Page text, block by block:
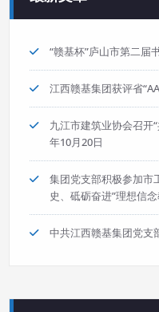
“赣基杯”庐山市第二届
江西赣基集团获评省
九江市建筑业协会召开
年10月20日
集团党支部积极参加市
史、砥砺奋进”理想信
中共江西赣基集团党支